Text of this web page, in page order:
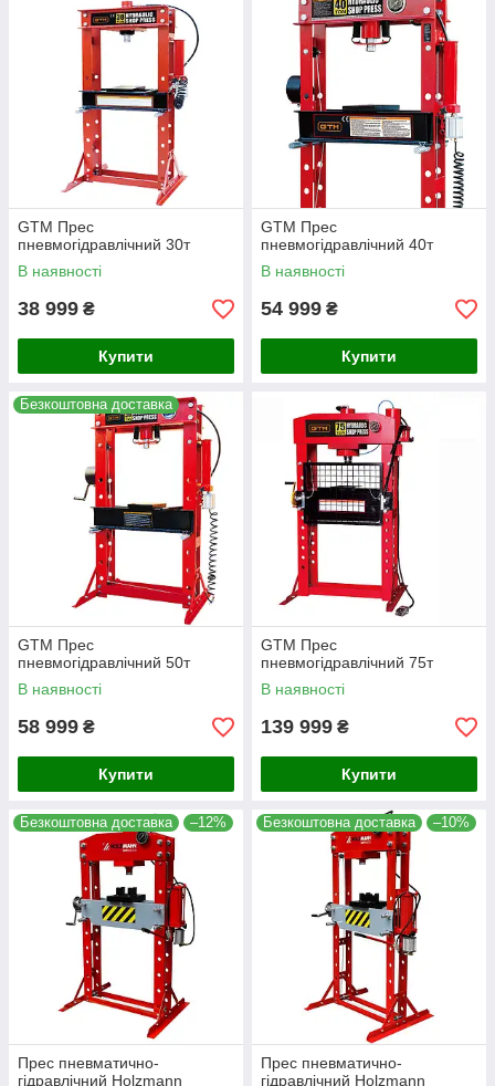
GTM Прес
пневмогідравлічний 30т
В наявності
38 999 ₴
Купити
GTM Прес
пневмогідравлічний 40т
В наявності
54 999 ₴
Купити
Безкоштовна доставка
GTM Прес
пневмогідравлічний 50т
В наявності
58 999 ₴
Купити
GTM Прес
пнeвмoгідpaвлічний 75т
В наявності
139 999 ₴
Купити
Безкоштовна доставка –12%
Прес пневматично-
гідравлічний Holzmann
Безкоштовна доставка –10%
Прес пневматично-
гідравлічний Holzmann